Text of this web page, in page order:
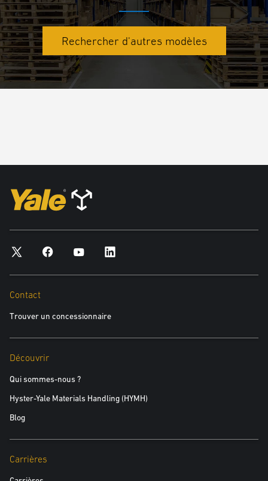
Rechercher d'autres modèles
Contact
Trouver un concessionnaire
Découvrir
Qui sommes-nous ?
Hyster-Yale Materials Handling (HYMH)
Blog
Carrières